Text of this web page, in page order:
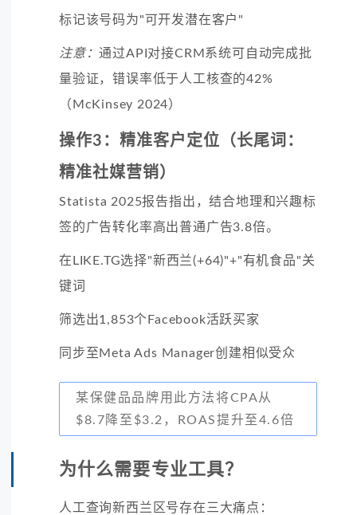
标记该号码为"可开发潜在客户"
注意：通过API对接CRM系统可自动完成批
量验证，错误率低于人工核查的42%
（McKinsey 2024）
操作3：精准客户定位（长尾词：
精准社媒营销）
Statista 2025报告指出，结合地理和兴趣标
签的广告转化率高出普通广告3.8倍。
在LIKE.TG选择"新西兰(+64)"+"有机食品"关
键词
筛选出1,853个Facebook活跃买家
同步至Meta Ads Manager创建相似受众
某保健品品牌用此方法将CPA从
$8.7降至$3.2，ROAS提升至4.6倍
为什么需要专业工具？
人工查询新西兰区号存在三大痛点：